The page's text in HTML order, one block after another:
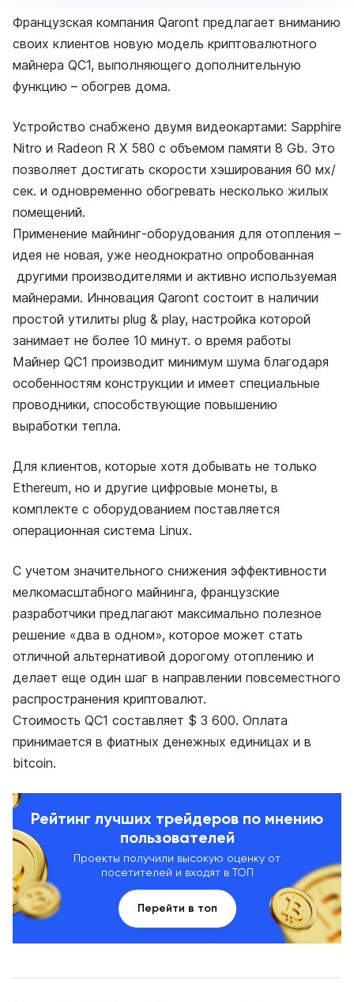
Французская компания Qaront предлагает вниманию
своих клиентов новую модель криптовалютного
майнера QC1, выполняющего дополнительную
функцию – обогрев дома.
Устройство снабжено двумя видеокартами: Sapphire
Nitro и Radeon R X 580 с объемом памяти 8 Gb. Это
позволяет достигать скорости хэширования 60 мх/
сек. и одновременно обогревать несколько жилых
помещений.
Применение майнинг-оборудования для отопления –
идея не новая, уже неоднократно опробованная
другими производителями и активно используемая
майнерами. Инновация Qaront состоит в наличии
простой утилиты plug & play, настройка которой
занимает не более 10 минут. о время работы
Майнер QC1 производит минимум шума благодаря
особенностям конструкции и имеет специальные
проводники, способствующие повышению
выработки тепла.
Для клиентов, которые хотя добывать не только
Ethereum, но и другие цифровые монеты, в
комплекте с оборудованием поставляется
операционная система Linux.
С учетом значительного снижения эффективности
мелкомасштабного майнинга, французские
разработчики предлагают максимально полезное
решение «два в одном», которое может стать
отличной альтернативой дорогому отоплению и
делает еще один шаг в направлении повсеместного
распространения криптовалют.
Стоимость QC1 составляет $ 3 600. Оплата
принимается в фиатных денежных единицах и в
bitcoin.
Рейтинг лучших трейдеров по мнению
пользователей
Проекты получили высокую оценку от
посетителей и входят в ТОП
Перейти в топ